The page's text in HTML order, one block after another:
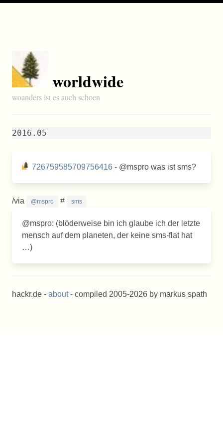
worldwide
woanders ist es auch schoen
2016.05
726759585709756416 - @mspro was ist sms?
/via @mspro # sms
@mspro: (blöderweise bin ich glaube ich der letzte
mensch auf dem planeten, der keine sms-flat hat
…)
hackr.de - about- compiled 2005-2026 by markus spath